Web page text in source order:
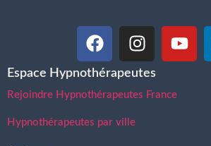
Espace Hypnothérapeutes
Rejoindre Hypnothérapeutes France
Hypnothérapeutes par ville